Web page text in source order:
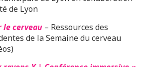
de Lyon
le cerveau – Ressources des
de la Semaine du cerveau